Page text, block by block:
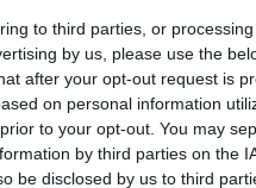
to third parties, or
by us, please use the
after your opt-out request is
on personal information
to your opt-out. You may
by third parties on the
be disclosed by us to third